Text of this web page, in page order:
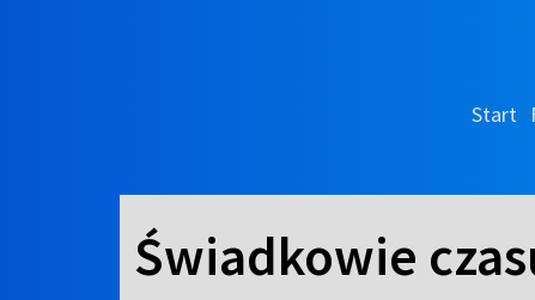
Start
Świadkowie